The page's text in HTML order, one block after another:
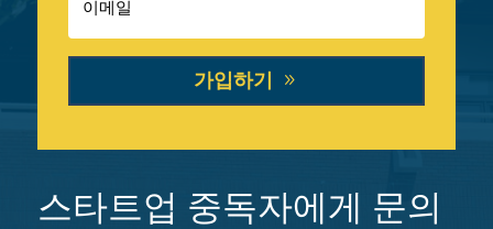
가입하기
스타트업 중독자에게 문의